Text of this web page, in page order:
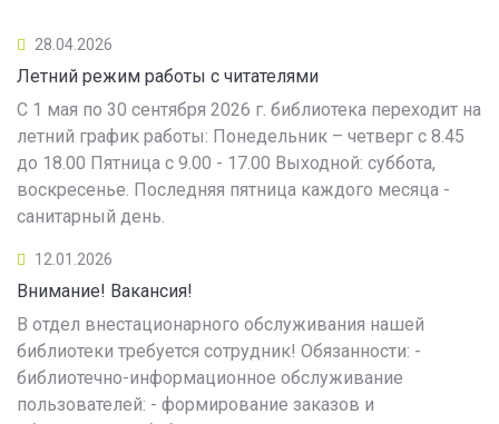
28.04.2026
Летний режим работы с читателями
С 1 мая по 30 сентября 2026 г. библиотека переходит на
летний график работы: Понедельник – четверг с 8.45
до 18.00 Пятница с 9.00 - 17.00 Выходной: суббота,
воскресенье. Последняя пятница каждого месяца -
санитарный день.
12.01.2026
Внимание! Вакансия!
В отдел внестационарного обслуживания нашей
библиотеки требуется сотрудник! Обязанности: -
библиотечно-информационное обслуживание
пользователей: - формирование заказов и